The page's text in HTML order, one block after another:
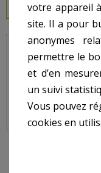
EN SAVOIR PLUS
Joint de bride
Joint de bride
votre appareil
site. Il a pour
anonymes
permettre le
et d’en
un suivi
Vous pouvez
cookies en